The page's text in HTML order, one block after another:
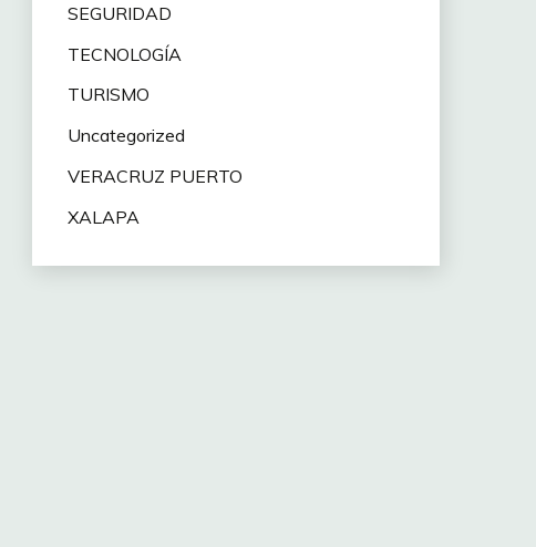
SEGURIDAD
TECNOLOGÍA
TURISMO
Uncategorized
VERACRUZ PUERTO
XALAPA